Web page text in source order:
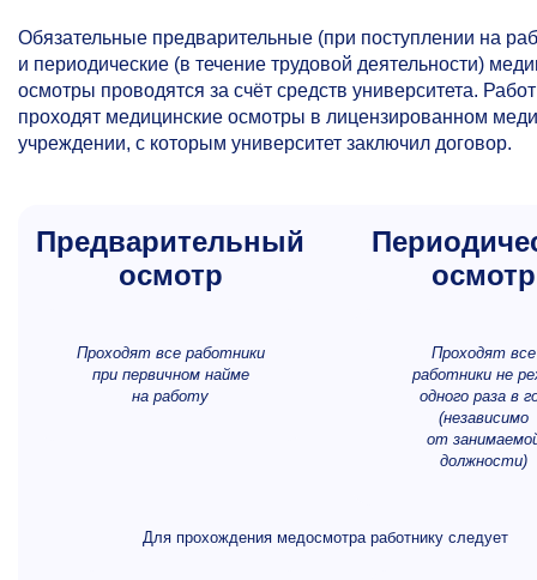
Обязательные предварительные (при поступлении на
и периодические (в течение трудовой деятельности)
осмотры проводятся за счёт средств университета.
проходят медицинские осмотры в лицензированном
учреждении, с которым университет заключил договор.
Предварительный
осмотр
Проходят все работники
при первичном найме
на работу
осмотр
Проходят все
работники не
одного раза в
(независимо
от
должности)
Для прохождения медосмотра работнику следует